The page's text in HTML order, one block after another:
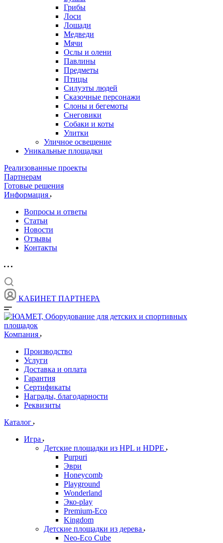
Грибы
Лоси
Лошади
Медведи
Мячи
Ослы и олени
Павлины
Предметы
Птицы
Силуэты людей
Сказочные персонажи
Слоны и бегемоты
Снеговики
Собаки и коты
Улитки
Уличное освещение
Уникальные площадки
Реализованные проекты
Партнерам
Готовые решения
Информация
Вопросы и ответы
Статьи
Новости
Отзывы
Контакты
КАБИНЕТ ПАРТНЕРА
Компания
Производство
Услуги
Доставка и оплата
Гарантия
Сертификаты
Награды, благодарности
Реквизиты
Каталог
Игра
Детские площадки из HPL и HDPE
Purpuri
Эври
Honeycomb
Playground
Wonderland
Эко-play
Premium-Eco
Kingdom
Детские площадки из дерева
Neo-Eco Cube